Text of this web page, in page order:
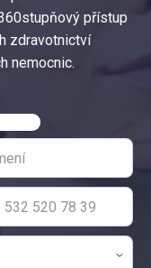
přístup
zdravotnictví
nemocnic.